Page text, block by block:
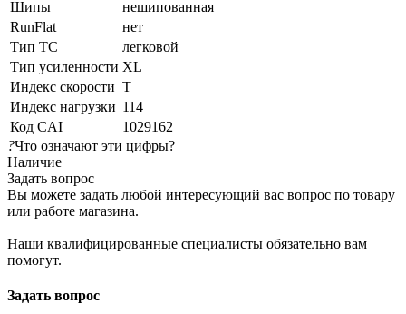
Шипы
нешипованная
RunFlat
нет
Тип ТС
легковой
Тип усиленности XL
Индекс скорости T
Индекс нагрузки 114
Код CAI
1029162
?Что означают эти цифры?
Наличие
Задать вопрос
Вы можете задать любой интересующий вас вопрос по товару
или работе магазина.
Наши квалифицированные специалисты обязательно вам
помогут.
Задать вопрос